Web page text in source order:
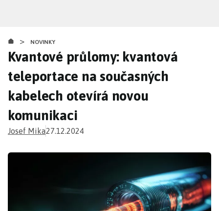
obsahu
> NOVINKY
Kvantové průlomy: kvantová
teleportace na současných
kabelech otevírá novou
komunikaci
Josef Mika27.12.2024